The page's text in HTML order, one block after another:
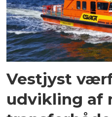
Vestjyst
udvikling af